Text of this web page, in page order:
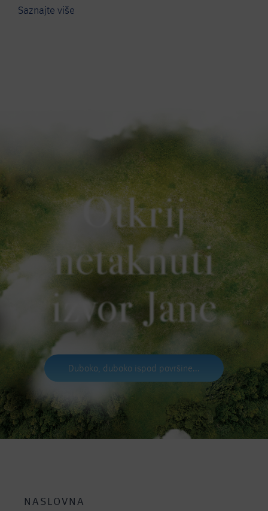
Saznajte više
Otkrij
netaknuti
izvor Jane
Duboko, duboko ispod površine...
NASLOVNA